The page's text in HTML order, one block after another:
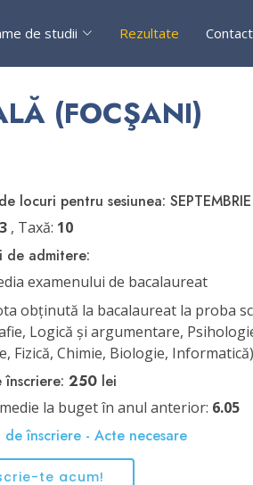
de studii Rezultate Contact
(FOCŞANI)
locuri pentru sesiunea: SEPTEMBRIE
3 , Taxă: 10
de admitere:
examenului de bacalaureat
obţinută la bacalaureat la proba
Logică şi argumentare,
Fizică, Chimie, Biologie, Informatică)
înscriere: 250 lei
la buget în anul anterior: 6.05
de înscriere - Acte necesare
te acum!